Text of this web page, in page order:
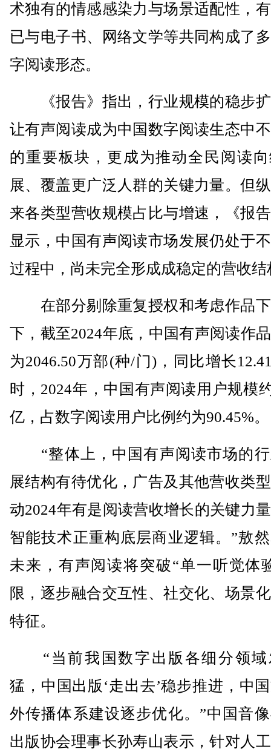
术独有的情感感染力与场景适配性，
已与电子书、网络文学等共同构成了
字阅读形态。
《报告》指出，行业规模的稳步
让有声阅读成为中国数字阅读生态中
的重要板块，更成为推动全民阅读
展、覆盖更广泛人群的关键力量。但
来各类型营收规模占比与增速，《报
显示，中国有声阅读市场发展仍处于
过程中，尚未完全形成成稳定的营收结
在部分剔除重复授权和考虑作品
下，截至2024年底，中国有声阅读作
为2046.50万部(种/门)，同比增长
时，2024年，中国有声阅读用户规模
亿，占数字阅读用户比例约为90.45%。
“整体上，中国有声阅读市场的行
展结构有待优化，广告及其他营收类
动2024年有是阅读营收增长的关键力
智能技术正重构底层商业逻辑。”敖
未来，有声阅读将突破“单一听觉体
限，逐步融合交互性、社交化、场景
特征。
“当前我国数字出版各细分领域
猛，中国出版‘走出去’稳步推进，中
外传播体系建设逐步优化。”中国音
出版协会理事长孙寿山表示，针对人